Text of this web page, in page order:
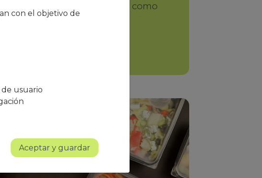
algo mejor. Comida como
instalaciones ni líos.
una demo
con el objetivo de
usuario
Aceptar y guardar